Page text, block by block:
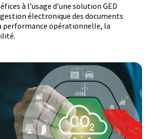
à l’usage d’une solution GED
électronique des documents
performance opérationnelle, la